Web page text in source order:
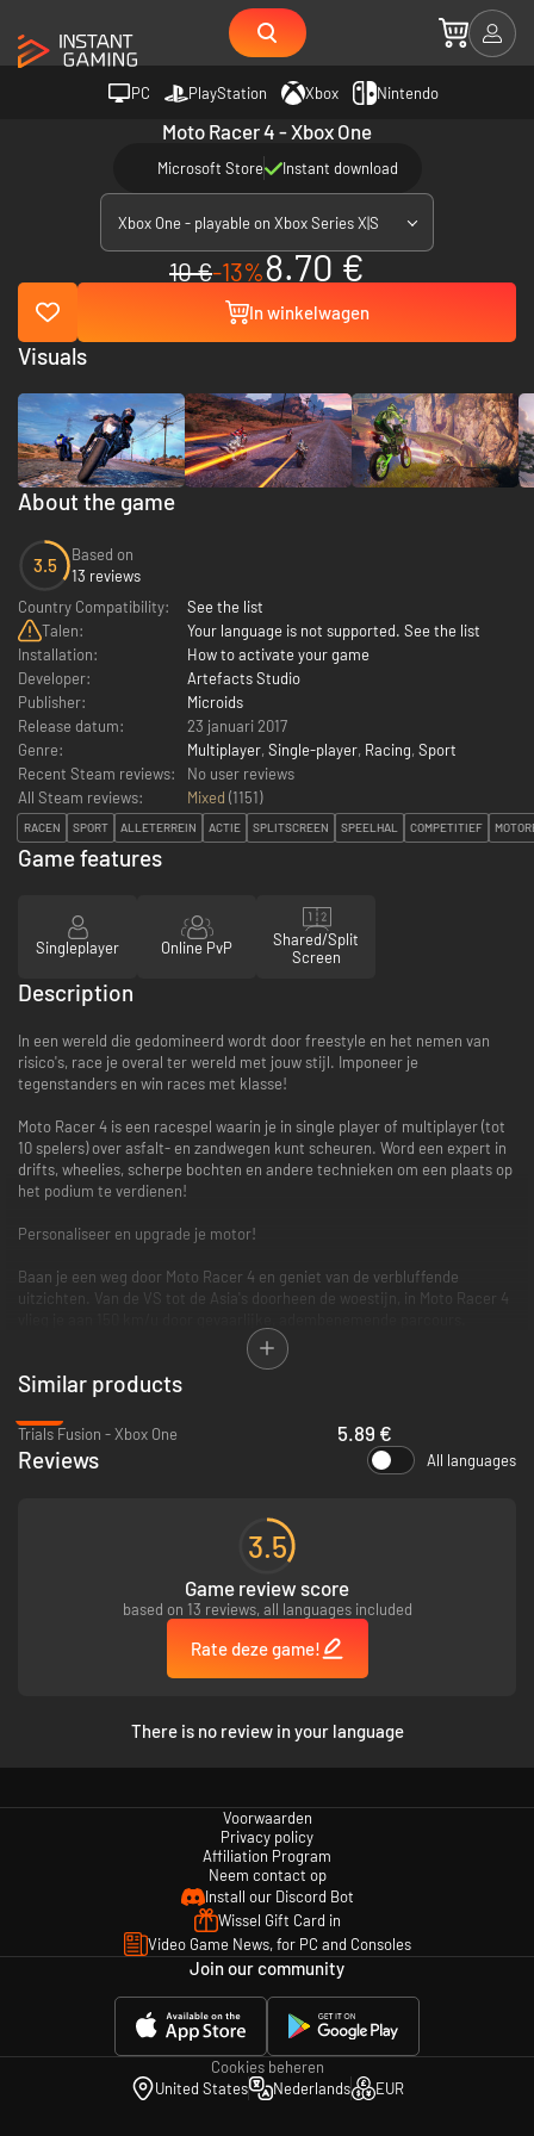
PC PlayStation Xbox Nintendo
Moto Racer 4 - Xbox One
Microsoft Store Instant download
Xbox One - playable on Xbox Series X|S
10 €-13%8.70 €
In winkelwagen
About the game
3.5
Based on
13 reviews
Country Compatibility:
See the list
Talen:
Your language is not supported. See the list
Installation:
How to activate your game
Developer:
Artefacts Studio
Publisher:
Microids
Release datum:
23 januari 2017
Genre:
Multiplayer, Single-player, Racing, Sport
Recent Steam reviews:
No user reviews
All Steam reviews:
Mixed (1151)
RACEN SPORT ALLETERREIN ACTIE SPLITSCREEN SPEELHAL COMPETITIEF
Visuals
Game features
Singleplayer Online PvP
Shared/Split
Screen
Description
In een wereld die gedomineerd wordt door freestyle en het nemen van
risico's, race je overal ter wereld met jouw stijl. Imponeer je
tegenstanders en win races met klasse!
Moto Racer 4 is een racespel waarin je in single player of multiplayer (tot
10 spelers) over asfalt- en zandwegen kunt scheuren. Word een expert in
drifts, wheelies, scherpe bochten en andere technieken om een plaats op
het podium te verdienen!
Personaliseer en upgrade je motor!
Baan je een weg door Moto Racer 4 en geniet van de verbluffende
uitzichten. Van de VS tot de Asia's doorheen de woestijn, in Moto Racer 4
1 GAME, 2 CATEGORIEËN: ASFALT & ZANDWEGEN
In de Progression-modus speel je door het spel en voltooi je uitdagingen
om nog meer inhoud vrij te spelen!
door op de meest onwaarschijnlijke parcours het ene trucje na het
PERSONALISEERBARE MOTORS:
Personaliseer je motor zoals jij het wilt, en toon jouw unieke stijl.
DAAG JE VRIENDEN UIT:
modus die je met tot 10 spelers tegelijk kunt spelen!
Similar products
Trials Fusion - Xbox One
5.89 €
Reviews All languages
3.5
Game review score
based on 13 reviews, all languages included
Rate deze game!
There is no review in your language
Voorwaarden
Privacy policy
Affiliation Program
Neem contact op
Install our Discord Bot
Wissel Gift Card in
Video Game News, for PC and Consoles
Join our community
Cookies beheren
United States
Nederlands EUR